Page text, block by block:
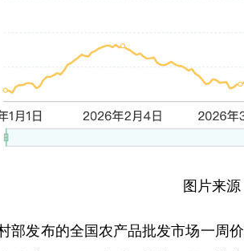
图片来
部发布的全国农产品批发市场一周